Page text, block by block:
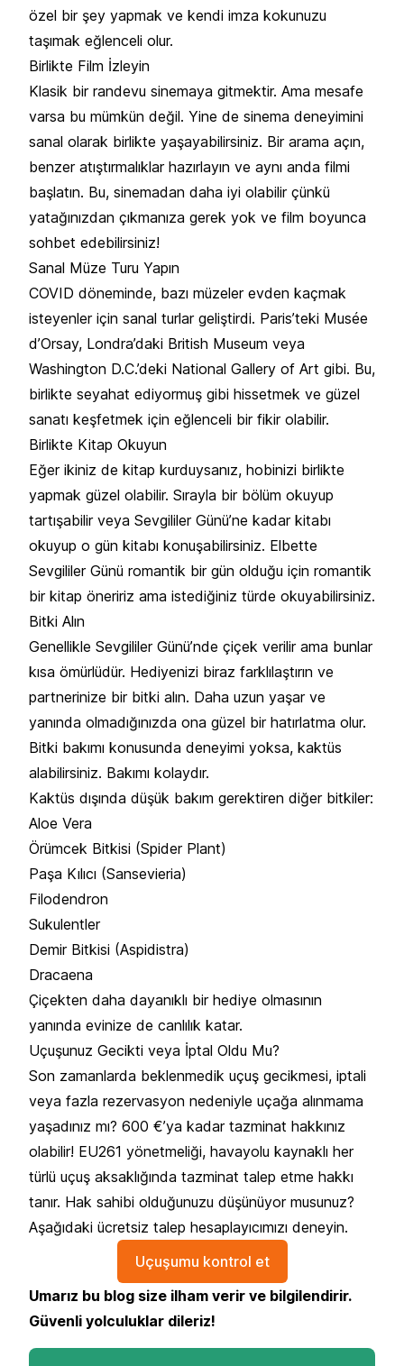
özel bir şey yapmak ve kendi imza kokunuzu
taşımak eğlenceli olur.
Birlikte Film İzleyin
Klasik bir randevu sinemaya gitmektir. Ama mesafe
varsa bu mümkün değil. Yine de sinema deneyimini
sanal olarak birlikte yaşayabilirsiniz. Bir arama açın,
benzer atıştırmalıklar hazırlayın ve aynı anda filmi
başlatın. Bu, sinemadan daha iyi olabilir çünkü
yatağınızdan çıkmanıza gerek yok ve film boyunca
sohbet edebilirsiniz!
Sanal Müze Turu Yapın
COVID döneminde, bazı müzeler evden kaçmak
isteyenler için sanal turlar geliştirdi. Paris’teki Musée
d’Orsay, Londra’daki British Museum veya
Washington D.C.’deki National Gallery of Art gibi. Bu,
birlikte seyahat ediyormuş gibi hissetmek ve güzel
sanatı keşfetmek için eğlenceli bir fikir olabilir.
Birlikte Kitap Okuyun
Eğer ikiniz de kitap kurduysanız, hobinizi birlikte
yapmak güzel olabilir. Sırayla bir bölüm okuyup
tartışabilir veya Sevgililer Günü’ne kadar kitabı
okuyup o gün kitabı konuşabilirsiniz. Elbette
Sevgililer Günü romantik bir gün olduğu için romantik
bir kitap öneririz ama istediğiniz türde okuyabilirsiniz.
Bitki Alın
Genellikle Sevgililer Günü’nde çiçek verilir ama bunlar
kısa ömürlüdür. Hediyenizi biraz farklılaştırın ve
partnerinize bir bitki alın. Daha uzun yaşar ve
yanında olmadığınızda ona güzel bir hatırlatma olur.
Bitki bakımı konusunda deneyimi yoksa, kaktüs
alabilirsiniz. Bakımı kolaydır.
Kaktüs dışında düşük bakım gerektiren diğer bitkiler:
Aloe Vera
Örümcek Bitkisi (Spider Plant)
Paşa Kılıcı (Sansevieria)
Filodendron
Sukulentler
Demir Bitkisi (Aspidistra)
Dracaena
Çiçekten daha dayanıklı bir hediye olmasının
yanında evinize de canlılık katar.
Uçuşunuz Gecikti veya İptal Oldu Mu?
Son zamanlarda beklenmedik uçuş gecikmesi, iptali
veya fazla rezervasyon nedeniyle uçağa alınmama
yaşadınız mı? 600 €’ya kadar tazminat hakkınız
olabilir! EU261 yönetmeliği, havayolu kaynaklı her
türlü uçuş aksaklığında tazminat talep etme hakkı
tanır. Hak sahibi olduğunuzu düşünüyor musunuz?
Aşağıdaki ücretsiz talep hesaplayıcımızı deneyin.
Uçuşumu kontrol et
Umarız bu blog size ilham verir ve bilgilendirir.
Güvenli yolculuklar dileriz!